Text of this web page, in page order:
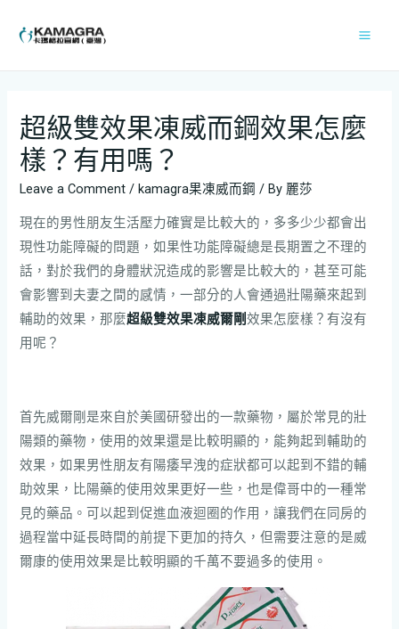
超級雙效果凍威而鋼效果怎麼
樣？有用嗎？
Leave a Comment /kamagra果凍威而鋼 / By 麗莎
現在的男性朋友生活壓力確實是比較大的，多多少少都會出
現性功能障礙的問題，如果性功能障礙總是長期置之不理的
話，對於我們的身體狀況造成的影響是比較大的，甚至可能
會影響到夫妻之間的感情，一部分的人會通過壯陽藥來起到
輔助的效果，那麼超級雙效果凍威爾剛效果怎麼樣？有沒有
用呢？
首先威爾剛是來自於美國研發出的一款藥物，屬於常見的壯
陽類的藥物，使用的效果還是比較明顯的，能夠起到輔助的
效果，如果男性朋友有陽痿早洩的症狀都可以起到不錯的輔
助效果，比陽藥的使用效果更好一些，也是偉哥中的一種常
見的藥品。可以起到促進血液迴圈的作用，讓我們在同房的
過程當中延長時間的前提下更加的持久，但需要注意的是威
爾康的使用效果是比較明顯的千萬不要過多的使用。